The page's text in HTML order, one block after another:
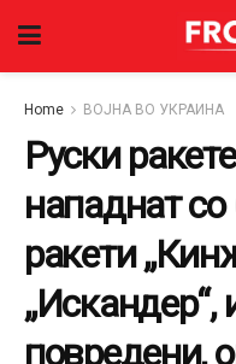
Home ВОЈНА ВО УКРАИНА
Руски
нападнат
ракети
„Искандер“,
повредени,